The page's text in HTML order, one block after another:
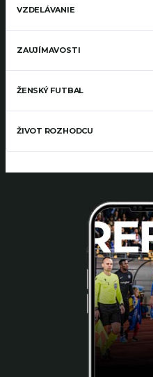
VZDELÁVANIE
ZAUJÍMAVOSTI
ŽENSKÝ FUTBAL
ŽIVOT ROZHODCU